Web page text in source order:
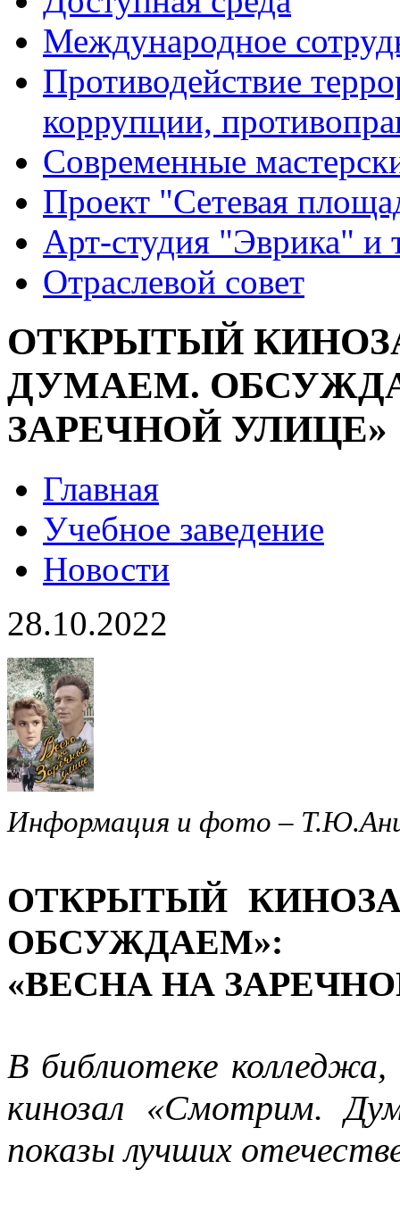
Международное
Противодействие
коррупции,
Современные
Проект "Сетевая
Арт-студия "Эврика" и
Отраслевой совет
ОТКРЫТЫЙ
ДУМАЕМ.
ЗАРЕЧНОЙ УЛИЦЕ»
Главная
Учебное заведение
Новости
28.10.2022
Информация и фото –
ОТКРЫТЫЙ
ОБСУЖДАЕМ»:
«ВЕСНА НА
В библиотеке
кинозал «Смотрим.
показы лучших